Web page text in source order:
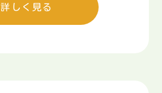
詳しく見る